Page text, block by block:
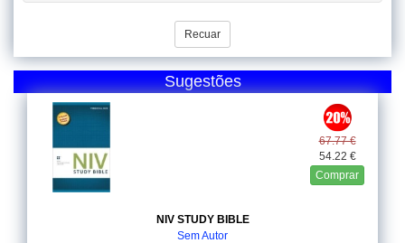
Recuar
Sugestões
67.77 €
54.22 €
Comprar
NIV STUDY BIBLE
Sem Autor